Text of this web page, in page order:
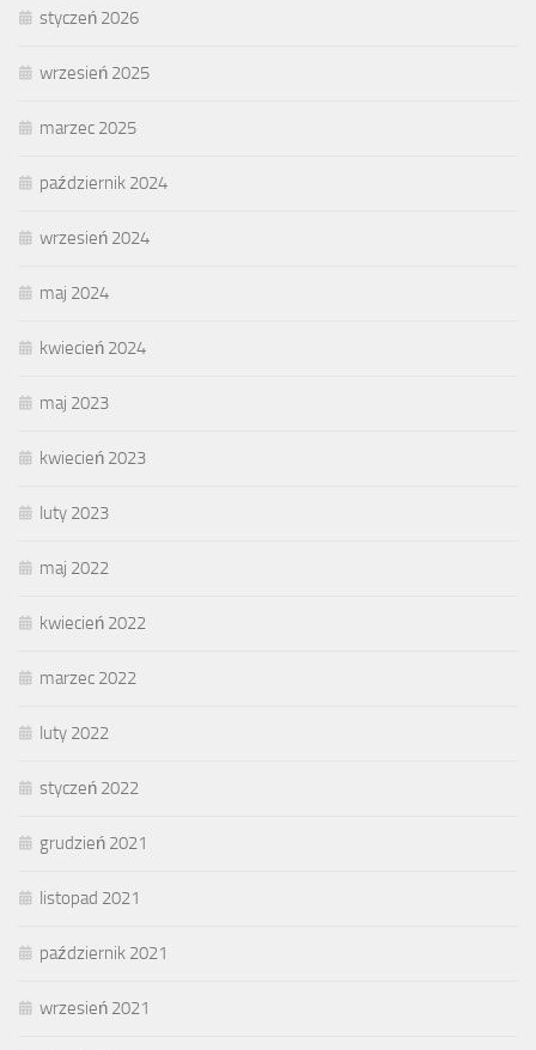
styczeń 2026
wrzesień 2025
marzec 2025
październik 2024
wrzesień 2024
maj 2024
kwiecień 2024
maj 2023
kwiecień 2023
luty 2023
maj 2022
kwiecień 2022
marzec 2022
luty 2022
styczeń 2022
grudzień 2021
listopad 2021
październik 2021
wrzesień 2021